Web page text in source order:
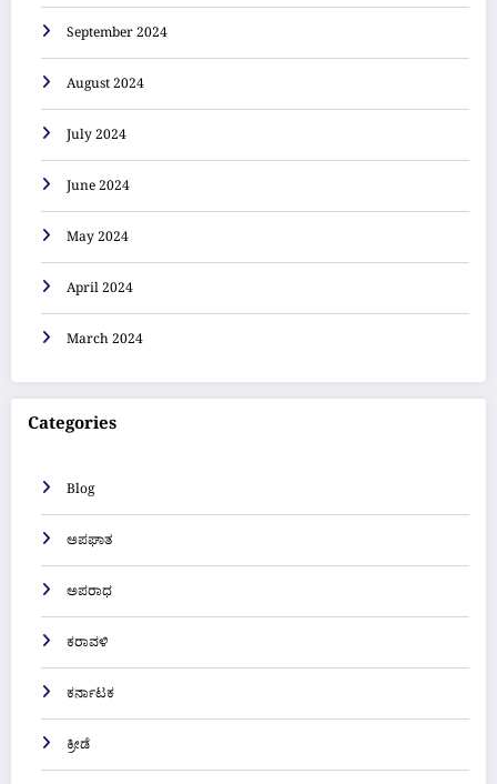
September 2024
August 2024
July 2024
June 2024
May 2024
April 2024
March 2024
Categories
Blog
ಅಪಘಾತ
ಅಪರಾಧ
ಕರಾವಳಿ
ಕರ್ನಾಟಕ
ಕ್ರೀಡೆ